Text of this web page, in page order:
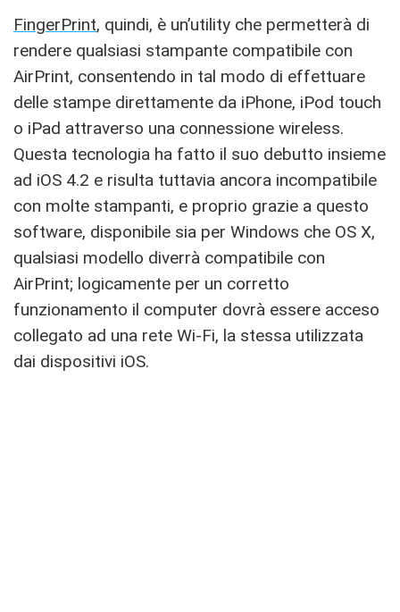
FingerPrint, quindi, è un’utility che permetterà di
rendere qualsiasi stampante compatibile con
AirPrint, consentendo in tal modo di effettuare
delle stampe direttamente da iPhone, iPod touch
o iPad attraverso una connessione wireless.
Questa tecnologia ha fatto il suo debutto insieme
ad iOS 4.2 e risulta tuttavia ancora incompatibile
con molte stampanti, e proprio grazie a questo
software, disponibile sia per Windows che OS X,
qualsiasi modello diverrà compatibile con
AirPrint; logicamente per un corretto
funzionamento il computer dovrà essere acceso
collegato ad una rete Wi-Fi, la stessa utilizzata
dai dispositivi iOS.